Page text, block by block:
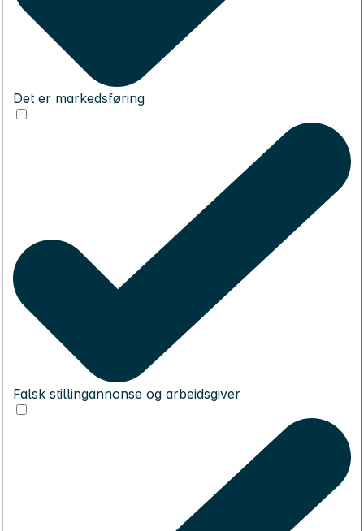
Det er markedsføring
Falsk stillingannonse og arbeidsgiver